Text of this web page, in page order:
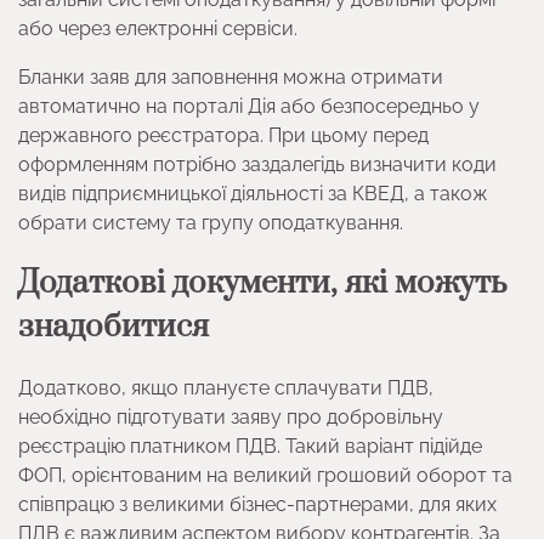
або через електронні сервіси.
Бланки заяв для заповнення можна отримати
автоматично на порталі Дія або безпосередньо у
державного реєстратора. При цьому перед
оформленням потрібно заздалегідь визначити коди
видів підприємницької діяльності за КВЕД, а також
обрати систему та групу оподаткування.
Додаткові документи, які можуть
знадобитися
Додатково, якщо плануєте сплачувати ПДВ,
необхідно підготувати заяву про добровільну
реєстрацію платником ПДВ. Такий варіант підійде
ФОП, орієнтованим на великий грошовий оборот та
співпрацю з великими бізнес-партнерами, для яких
ПДВ є важливим аспектом вибору контрагентів. За